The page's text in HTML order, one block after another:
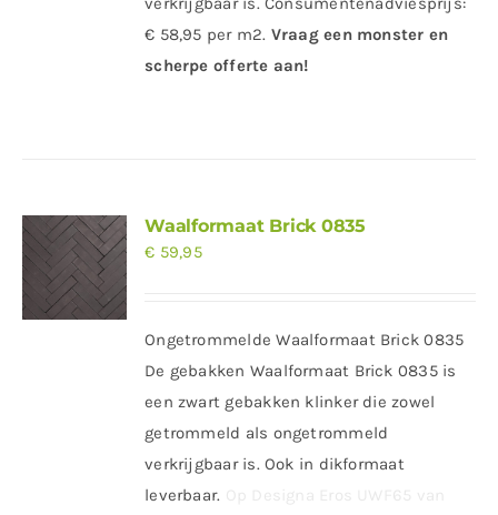
€ 58,95 per m2. Vraag een monster en
scherpe offerte aan!
Waalformaat Brick 0835
€ 59,95
Ongetrommelde Waalformaat Brick 0835
De gebakken Waalformaat Brick 0835 is
een zwart gebakken klinker die zowel
getrommeld als ongetrommeld
verkrijgbaar is. Ook in dikformaat
leverbaar.